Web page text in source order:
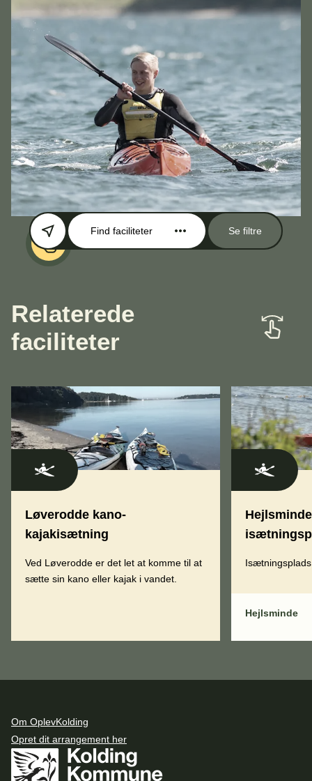
Find faciliteter Se filtre
Relaterede
faciliteter
Løverodde kano-
kajakisætning
Ved Løverodde er det let at komme til at
sætte sin kano eller kajak i vandet.
Hejlsminde
Om OplevKolding
Opret dit arrangement her